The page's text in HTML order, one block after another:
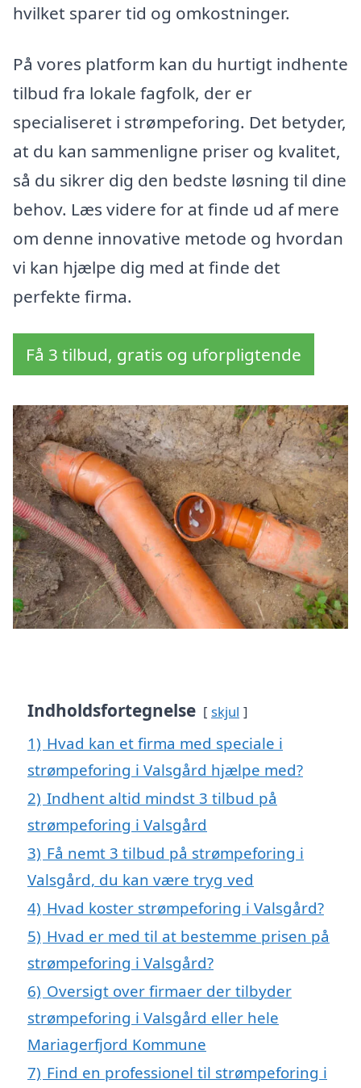
hvilket sparer tid og omkostninger.
På vores platform kan du hurtigt indhente
tilbud fra lokale fagfolk, der er
specialiseret i strømpeforing. Det betyder,
at du kan sammenligne priser og kvalitet,
så du sikrer dig den bedste løsning til dine
behov. Læs videre for at finde ud af mere
om denne innovative metode og hvordan
vi kan hjælpe dig med at finde det
perfekte firma.
Få 3 tilbud, gratis og uforpligtende
Indholdsfortegnelse skjul
1) Hvad kan et firma med speciale i
strømpeforing i Valsgård hjælpe med?
2) Indhent altid mindst 3 tilbud på
strømpeforing i Valsgård
3) Få nemt 3 tilbud på strømpeforing i
Valsgård, du kan være tryg ved
4) Hvad koster strømpeforing i Valsgård?
5) Hvad er med til at bestemme prisen på
strømpeforing i Valsgård?
6) Oversigt over firmaer der tilbyder
strømpeforing i Valsgård eller hele
Mariagerfjord Kommune
7) Find en professionel til strømpeforing i